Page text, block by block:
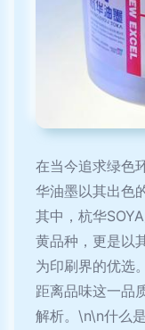
在当今追求绿色
华油墨以其出色
其中，杭华
黄品种，更是以
为印刷界的优选
距离品味这一品
解析。\n\n什么